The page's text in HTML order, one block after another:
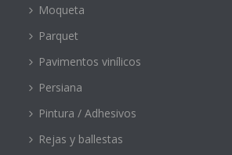
Moqueta
Parquet
Pavimentos vinílicos
Persiana
Pintura / Adhesivos
Rejas y ballestas